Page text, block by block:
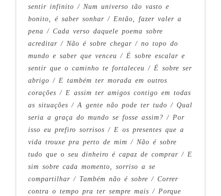
sentir infinito / Num universo tão vasto e
bonito, é saber sonhar / Então, fazer valer a
pena / Cada verso daquele poema sobre
acreditar / Não é sobre chegar / no topo do
mundo e saber que venceu / É sobre escalar e
sentir que o caminho te fortaleceu / É sobre ser
abrigo / E também ter morada em outros
corações / E assim ter amigos contigo em todas
as situações / A gente não pode ter tudo / Qual
seria a graça do mundo se fosse assim? / Por
isso eu prefiro sorrisos / E os presentes que a
vida trouxe pra perto de mim / Não é sobre
tudo que o seu dinheiro é capaz de comprar / E
sim sobre cada momento, sorriso a se
compartilhar / Também não é sobre / Correr
contra o tempo pra ter sempre mais / Porque